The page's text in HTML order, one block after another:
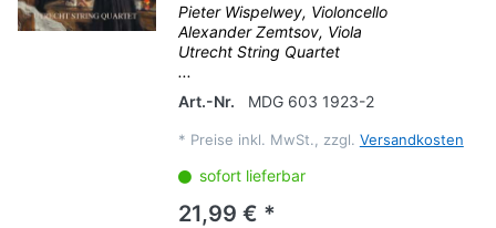
Pieter Wispelwey, Violoncello
Alexander Zemtsov, Viola
Utrecht String Quartet
...
Art.-Nr.
MDG 603 1923-2
* Preise inkl. MwSt., zzgl. Versandkosten
sofort lieferbar
21,99 € *